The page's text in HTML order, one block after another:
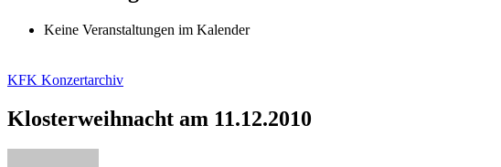
Keine Veranstaltungen im Kalender
KFK Konzertarchiv
Klosterweihnacht am 11.12.2010